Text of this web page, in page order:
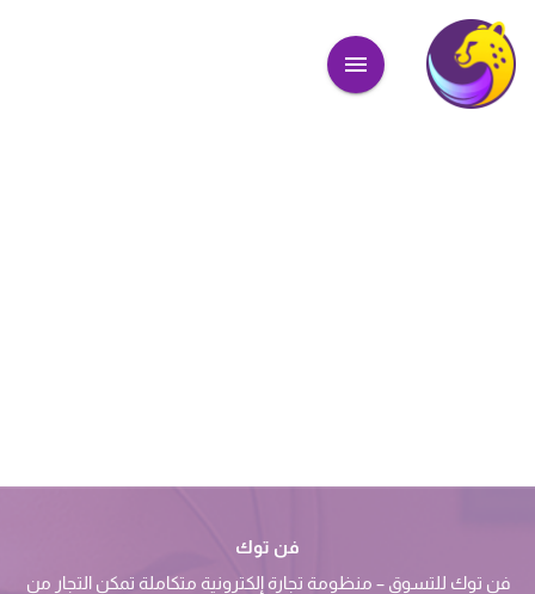
فن توك
فن توك للتسوق – منظومة تجارة إلكترونية متكاملة تمكن التجار من